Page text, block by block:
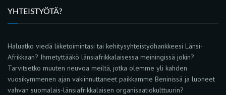
YHTEISTYÖTÄ?
Haluatko viedä liiketoimintasi tai kehitysyhteistyöhankkeesi Länsi-
Afrikkaan? Ihmetyttääkö länsiafrikkalaisessa meiningissä jokin?
Tarvitsetko muuten neuvoa meiltä, jotka olemme yli kahden
vuosikymmenen ajan vakiinnuttaneet paikkamme Beninissä ja luoneet
vahvan suomalais-länsiafrikkalaisen organisaatiokulttuurin?